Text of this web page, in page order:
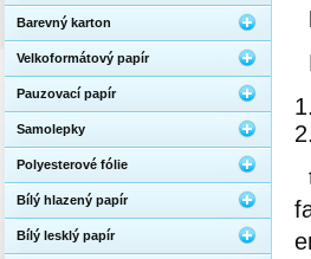
Barevný karton
Velkoformátový papír
Pauzovací papír
Samolepky
Polyesterové fólie
Bílý hlazený papír
Bílý lesklý papír